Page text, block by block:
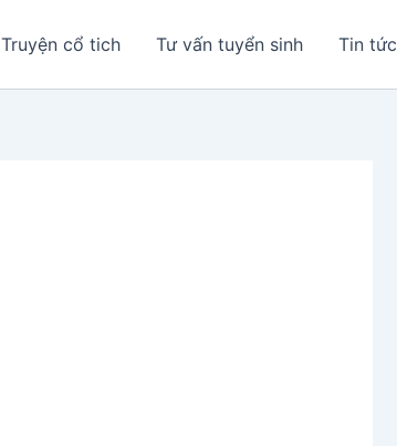
Truyện cổ tich Tư vấn tuyển sinh Tin tức